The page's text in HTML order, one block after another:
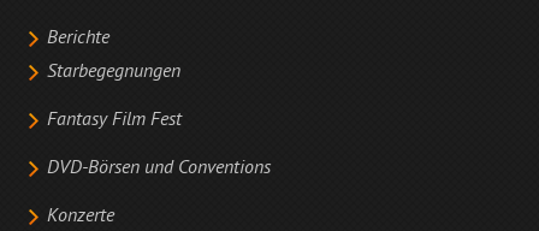
Berichte
Starbegegnungen
Fantasy Film Fest
DVD-Börsen und Conventions
Konzerte